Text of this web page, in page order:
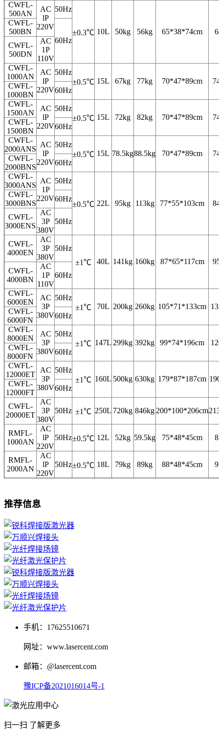
CWFL-
500AN
AC
lP
220V
50Hz
±0.3℃ 10L 50kg 56kg 65*38*74cm
CWFL-
500BN
60Hz
CWFL-
500DN
AC
1P
110V
CWFL-
1000AN
AC
lP
220V
50Hz
±0.5℃ 15L 67kg 77kg 70*47*89cm
CWFL-
1000BN
60Hz
CWFL-
1500AN
AC
lP
220V
50Hz
±0.5℃ 15L 72kg 82kg 70*47*89cm
CWFL-
1500BN
60Hz
CWFL-
2000ANS
AC
lP
220V
50Hz
±0.5℃ 15L 78.5kg88.5kg 70*47*89cm
CWFL-
2000BNS
60Hz
CWFL-
3000ANS
AC
1P
220V
50Hz
±0.5℃ 22L 95kg 113kg 77*55*103cm
CWFL-
3000BNS
60Hz
CWFL-
3000ENS
AC
3P
380V
50Hz
CWFL-
4000EN
AC
3P
380V
50Hz
±1℃
40L 141kg 160kg 87*65*117cm
CWFL-
4000BN
AC
1P
110V
60Hz
CWFL-
6000EN
AC
3P
380V
50Hz
±1℃
70L 200kg 260kg 105*71*133cm
CWFL-
6000FN
60Hz
CWFL-
8000EN
AC
3P
380V
50Hz
±1℃ 147L 299kg 392kg 99*74*196cm
CWFL-
8000FN
60Hz
CWFL-
12000ET
AC
3P
380V
50Hz
±1℃ 160L 500kg 630kg 179*87*187cm
CWFL-
12000FT
60Hz
CWFL-
20000ET
AC
3P
380V
50Hz ±1℃ 250L 720kg 846kg200*100*206cm
RMFL-
1000AN
AC
lP
220V
50Hz±0.5℃ 12L 52kg 59.5kg 75*48*45cm
RMFL-
2000AN
AC
lP
220V
50Hz±0.5℃ 18L 79kg 89kg 88*48*45cm
推荐信息
手机：17625510671
网址：www.lasercent.com
邮箱：@lasercent.com
豫ICP备2021016014号-1
扫一扫 了解更多